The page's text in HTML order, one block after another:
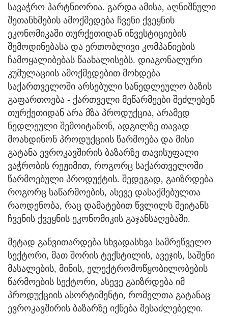
სავაჭრო პარტნიორია. გარდა ამისა, აღნიშნული
შეთანხმების ამოქმედება ჩვენი ქვეყნის
ეკონომიკაში თურქეთიდან ინვესტიციების
შემოდინებასა და ერთობლივი კომპანიების
ჩამოყალიბებას წაახალისებს. დიაგონალური
კუმულაციის ამოქმედებით მოხდება
საქართველოში არსებული სანედლეულო ბაზის
გაფართოება - ქართველი მეწარმეები შეძლებენ
თურქეთიდან არა მზა პროდუქცია, არამედ
ნედლეული შემოიტანონ, ადგილზე თავად
მოახდინონ პროდუქციის წარმოება და მისი
გატანა ევროკავშირის ბაზარზე თავისუფალი
ვაჭრობის რეჟიმით, როგორც საქართველოში
წარმოებული პროდუქტის. შედეგად, გაიზრდება
როგორც საწარმოების, ასევე დასაქმებულთა
რაოდენობა, რაც დამატებით წვლილს შეიტანს
ჩვენის ქვეყნის ეკონომიკის გაჯანსაღებაში.
მეტად განვითარდება სხვადასხვა სამრეწველო
სექტორი, მათ შორის ტექსტილის, ავეჯის, საშენი
მასალების, მინის, ელექტრომოწყობილობების
წარმოების სექტორი, ასევე გაიზრდება იმ
პროდუქციის ასორტიმენტი, რომელთა გატანაც
ევროკავშირის ბაზარზე იქნება შესაძლებელი.